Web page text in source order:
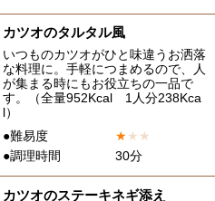
カツオのタルタル風
いつものカツオがひと味違うお洒落
な料理に。手軽につまめるので、人
が集まる時にもお役立ちの一品で
す。（全量952Kcal 1人分238Kca
l）
●難易度
★★ ★
●調理時間
30分
カツオのステーキネギ添え